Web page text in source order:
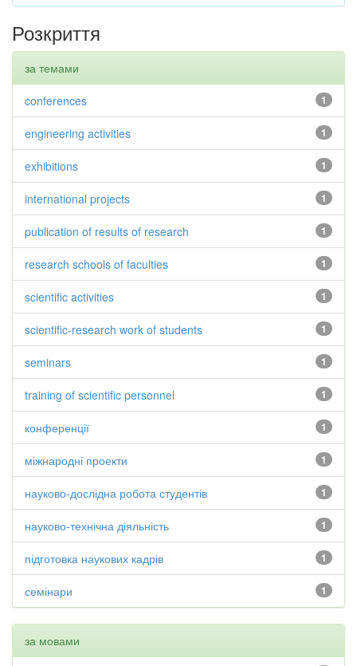
Розкриття
за темами
1
conferences
1
engineering activities
1
exhibitions
1
international projects
1
publication of results of research
1
research schools of faculties
1
scientific activities
1
scientific-research work of students
1
seminars
1
training of scientific personnel
1
конференції
1
міжнародні проекти
1
науково-дослідна робота студентів
1
науково-технічна діяльність
1
підготовка наукових кадрів
1
семінари
за мовами